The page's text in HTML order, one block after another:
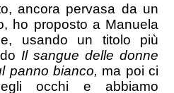
ancora pervasa da un
ho proposto a Manuela
usando un titolo più
Il sangue delle donne
panno bianco, ma poi ci
occhi e abbiamo